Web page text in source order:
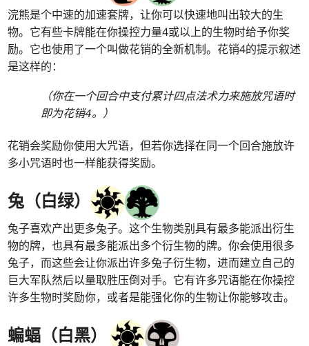
浣熊是个中速的加速套牌，让你可以快速地叫出较大的生
物。它有些卡牌能在你操控力量4或以上的生物时给予你奖
励。它也使用了一个叫做花销的全新机制。花销4的提示叙述
是这样的：
（你在一个回合中支付累计四点法术力来施放咒语时
即为花销4。）
花销会奖励你使用大咒语，但若你选择在同一个回合施放许
多小咒语时也一样能获得奖励。
兔（白绿）
兔子喜欢产出更多兔子。这个生物类别具有最多能派出衍生
物的牌，也具有最多能派出多个衍生物的牌。你会使用很多
兔子，而这些会让你派出许多兔子衍生物，进而建立自己的
巨大军队然后以量取胜压倒对手。它有许多咒语能在你操控
许多生物时奖励你，或者是能强化你的生物让你能够攻击。
蝙蝠（白黑）